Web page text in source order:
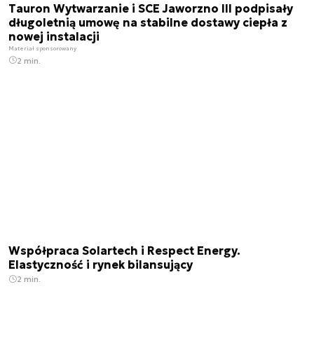
Tauron Wytwarzanie i SCE Jaworzno III podpisały
długoletnią umowę na stabilne dostawy ciepła z
nowej instalacji
Materiał sponsorowany
2 min.
Współpraca Solartech i Respect Energy.
Elastyczność i rynek bilansujący
2 min.